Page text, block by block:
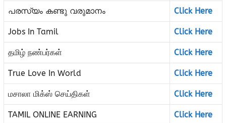
പരസ്യം കണ്ടു വരുമാനം Click Here
Jobs In Tamil Click Here
தமிழ் நண்பர்கள் Click Here
True Love In World Click Here
மசாலா மிக்ஸ் செய்திகள் Click Here
TAMIL ONLINE EARNING Click Here